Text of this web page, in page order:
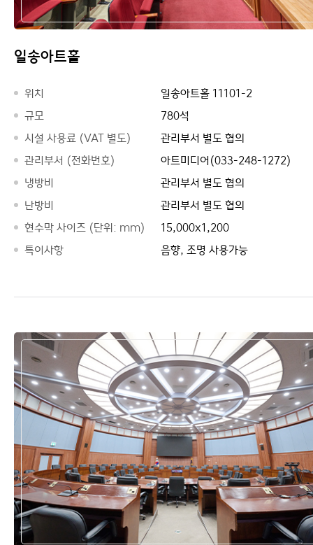
일송아트홀
위치
일송아트홀 11101-2
규모
780석
시설 사용료 (VAT 별도)
관리부서 별도 협의
관리부서 (전화번호)
아트미디어(033-248-1272)
냉방비
관리부서 별도 협의
난방비
관리부서 별도 협의
현수막 사이즈 (단위: mm)
15,000x1,200
특이사항
음향, 조명 사용가능